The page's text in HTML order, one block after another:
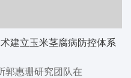
建立玉米茎腐病防控体系
郭惠珊研究团队在